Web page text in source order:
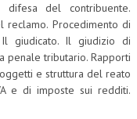
difesa del contribuente.
Procedimento di
Il giudicato. Il giudizio di
penale tributario. Rapporti
e struttura del reato
e di imposte sui redditi.